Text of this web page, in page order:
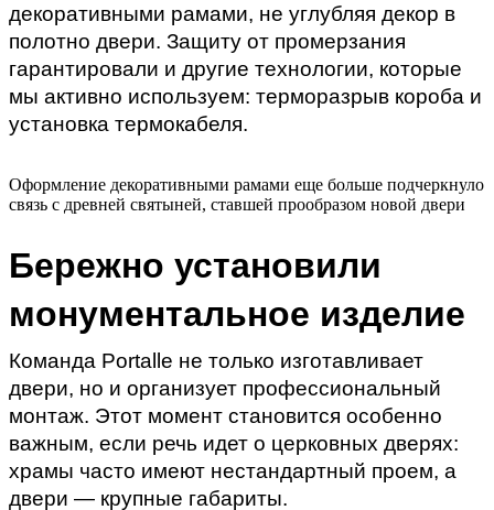
декоративными рамами, не углубляя декор в
полотно двери. Защиту от промерзания
гарантировали и другие технологии, которые
мы активно используем: терморазрыв короба и
установка термокабеля.
Оформление декоративными рамами еще больше подчеркнуло
связь с древней святыней, ставшей прообразом новой двери
Бережно установили
монументальное изделие
Команда Portalle не только изготавливает
двери, но и организует профессиональный
монтаж. Этот момент становится особенно
важным, если речь идет о церковных дверях:
храмы часто имеют нестандартный проем, а
двери — крупные габариты.